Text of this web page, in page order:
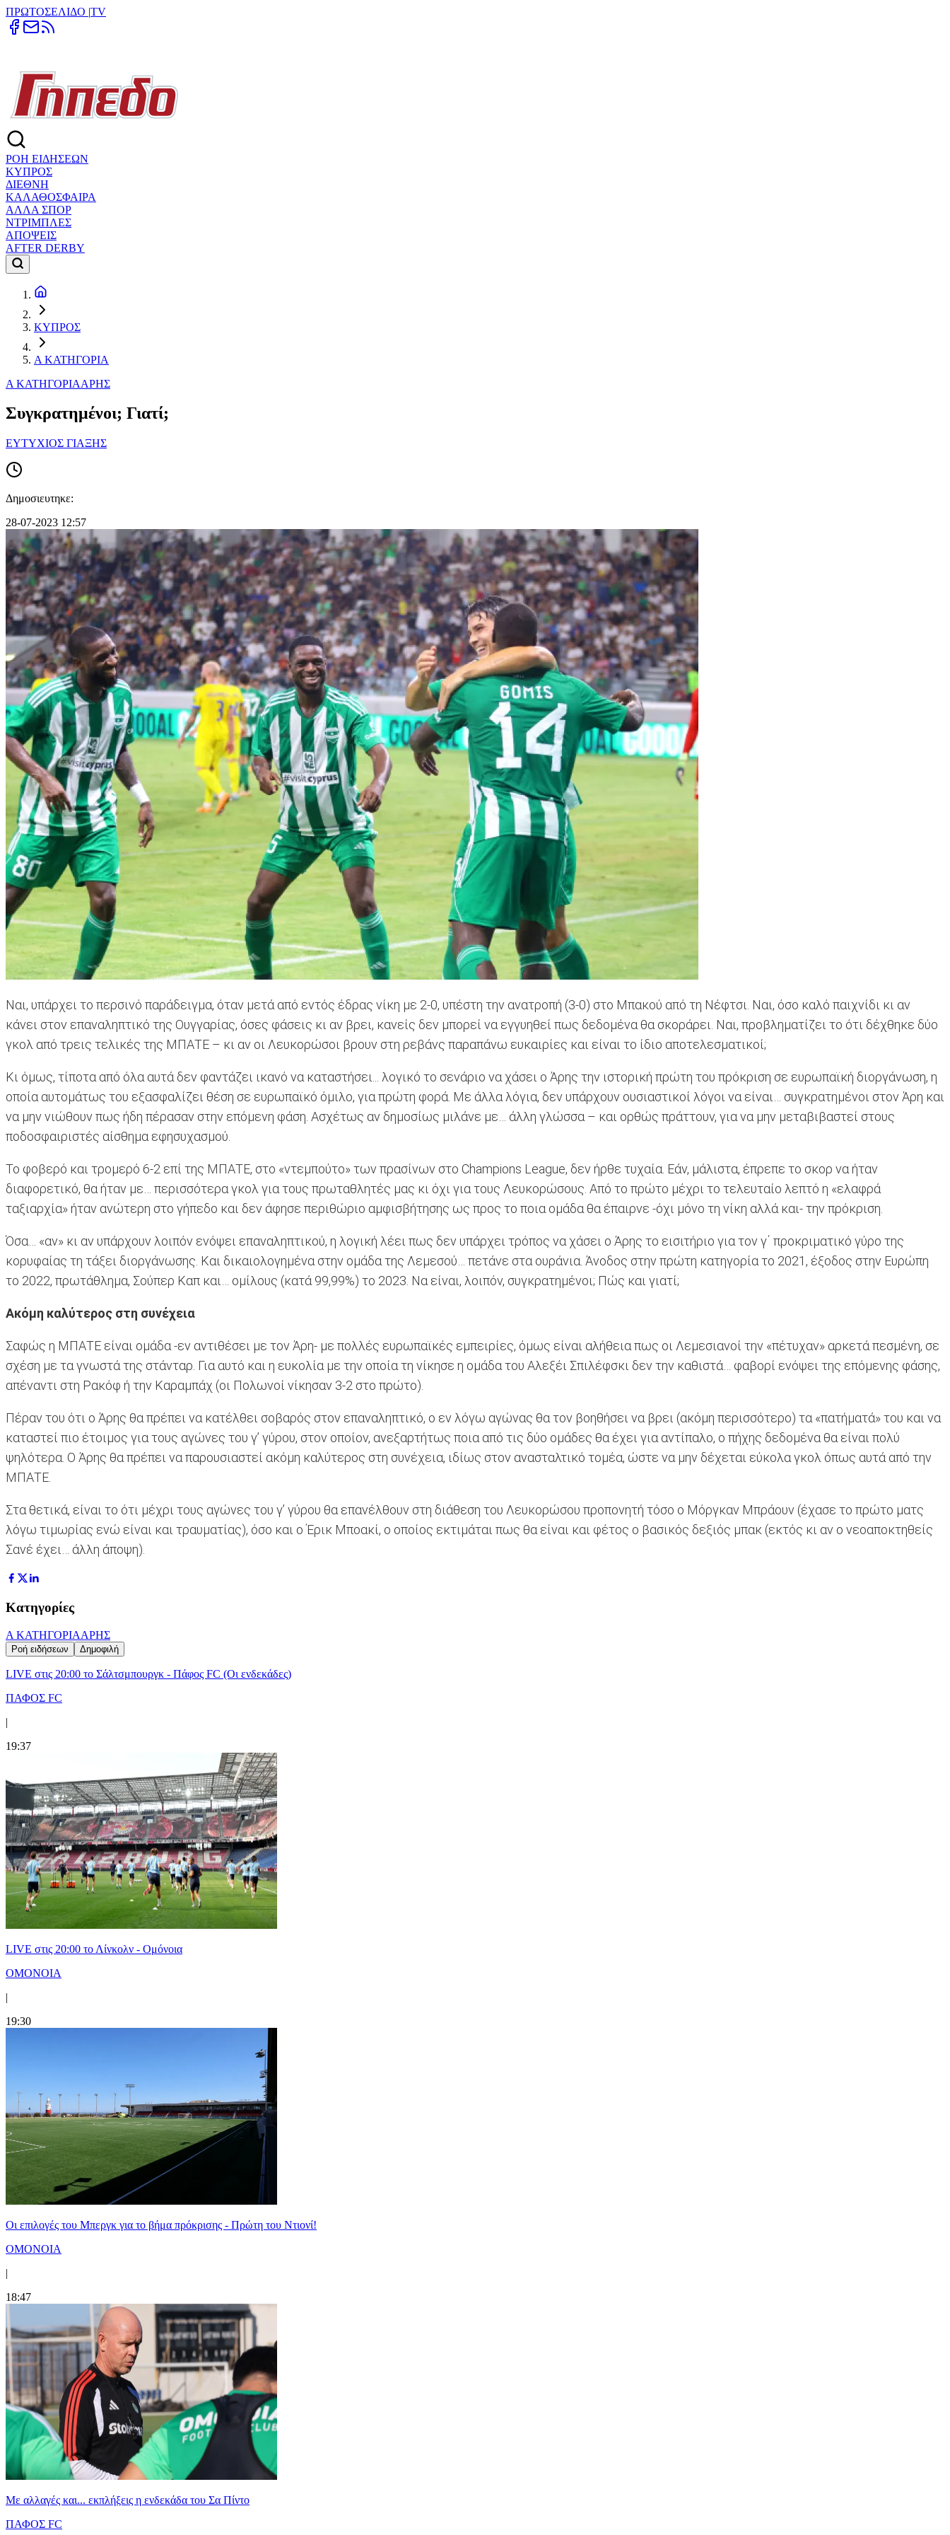
ΠΡΩΤΟΣΕΛΙΔΟ |TV
ΡΟΗ ΕΙΔΗΣΕΩΝ
ΚΥΠΡΟΣ
ΔΙΕΘΝΗ
ΚΑΛΑΘΟΣΦΑΙΡΑ
ΑΛΛΑ ΣΠΟΡ
ΝΤΡΙΜΠΛΕΣ
ΑΠΟΨΕΙΣ
AFTER DERBY
ΚΥΠΡΟΣ
Α ΚΑΤΗΓΟΡΙΑ
Α ΚΑΤΗΓΟΡΙΑΑΡΗΣ
Συγκρατημένοι; Γιατί;
ΕΥΤΥΧΙΟΣ ΓΙΑΞΗΣ
Δημοσιευτηκε:
28-07-2023 12:57
Nαι, υπάρχει το περσινό παράδειγμα, όταν μετά από εντός έδρας νίκη με 2-0, υπέστη την ανατροπή (3-0) στο Μπακού από τη Νέφτσι. Ναι, όσο καλό παιχνίδι κι αν
κάνει στον επαναληπτικό της Ουγγαρίας, όσες φάσεις κι αν βρει, κανείς δεν μπορεί να εγγυηθεί πως δεδομένα θα σκοράρει. Ναι, προβληματίζει το ότι δέχθηκε δύο
γκολ από τρεις τελικές της ΜΠΑΤΕ – κι αν οι Λευκορώσοι βρουν στη ρεβάνς παραπάνω ευκαιρίες και είναι το ίδιο αποτελεσματικοί;
Κι όμως, τίποτα από όλα αυτά δεν φαντάζει ικανό να καταστήσει... λογικό το σενάριο να χάσει ο Άρης την ιστορική πρώτη του πρόκριση σε ευρωπαϊκή διοργάνωση, η
οποία αυτομάτως του εξασφαλίζει θέση σε ευρωπαϊκό όμιλο, για πρώτη φορά. Με άλλα λόγια, δεν υπάρχουν ουσιαστικοί λόγοι να είναι… συγκρατημένοι στον Άρη και
να μην νιώθουν πως ήδη πέρασαν στην επόμενη φάση. Ασχέτως αν δημοσίως μιλάνε με… άλλη γλώσσα – και ορθώς πράττουν, για να μην μεταβιβαστεί στους
ποδοσφαιριστές αίσθημα εφησυχασμού.
Το φοβερό και τρομερό 6-2 επί της ΜΠΑΤΕ, στο «ντεμπούτο» των πρασίνων στο Champions League, δεν ήρθε τυχαία. Εάν, μάλιστα, έπρεπε το σκορ να ήταν
διαφορετικό, θα ήταν με… περισσότερα γκολ για τους πρωταθλητές μας κι όχι για τους Λευκορώσους. Από το πρώτο μέχρι το τελευταίο λεπτό η «ελαφρά
ταξιαρχία» ήταν ανώτερη στο γήπεδο και δεν άφησε περιθώριο αμφισβήτησης ως προς το ποια ομάδα θα έπαιρνε -όχι μόνο τη νίκη αλλά και- την πρόκριση.
Όσα… «αν» κι αν υπάρχουν λοιπόν ενόψει επαναληπτικού, η λογική λέει πως δεν υπάρχει τρόπος να χάσει ο Άρης το εισιτήριο για τον γ΄ προκριματικό γύρο της
κορυφαίας τη τάξει διοργάνωσης. Και δικαιολογημένα στην ομάδα της Λεμεσού… πετάνε στα ουράνια. Άνοδος στην πρώτη κατηγορία το 2021, έξοδος στην Ευρώπη
το 2022, πρωτάθλημα, Σούπερ Καπ και… ομίλους (κατά 99,99%) το 2023. Να είναι, λοιπόν, συγκρατημένοι; Πώς και γιατί;
Ακόμη καλύτερος στη συνέχεια
Σαφώς η ΜΠΑΤΕ είναι ομάδα -εν αντιθέσει με τον Άρη- με πολλές ευρωπαϊκές εμπειρίες, όμως είναι αλήθεια πως οι Λεμεσιανοί την «πέτυχαν» αρκετά πεσμένη, σε
σχέση με τα γνωστά της στάνταρ. Για αυτό και η ευκολία με την οποία τη νίκησε η ομάδα του Αλεξέι Σπιλέφσκι δεν την καθιστά… φαβορί ενόψει της επόμενης φάσης,
απέναντι στη Ρακόφ ή την Καραμπάχ (οι Πολωνοί νίκησαν 3-2 στο πρώτο).
Πέραν του ότι ο Άρης θα πρέπει να κατέλθει σοβαρός στον επαναληπτικό, ο εν λόγω αγώνας θα τον βοηθήσει να βρει (ακόμη περισσότερο) τα «πατήματά» του και να
καταστεί πιο έτοιμος για τους αγώνες του γ’ γύρου, στον οποίον, ανεξαρτήτως ποια από τις δύο ομάδες θα έχει για αντίπαλο, ο πήχης δεδομένα θα είναι πολύ
ψηλότερα. Ο Άρης θα πρέπει να παρουσιαστεί ακόμη καλύτερος στη συνέχεια, ιδίως στον ανασταλτικό τομέα, ώστε να μην δέχεται εύκολα γκολ όπως αυτά από την
ΜΠΑΤΕ.
Στα θετικά, είναι το ότι μέχρι τους αγώνες του γ’ γύρου θα επανέλθουν στη διάθεση του Λευκορώσου προπονητή τόσο ο Μόργκαν Μπράουν (έχασε το πρώτο ματς
λόγω τιμωρίας ενώ είναι και τραυματίας), όσο και ο Έρικ Μποακί, ο οποίος εκτιμάται πως θα είναι και φέτος ο βασικός δεξιός μπακ (εκτός κι αν ο νεοαποκτηθείς
Σανέ έχει… άλλη άποψη).
Κατηγορίες
Α ΚΑΤΗΓΟΡΙΑΑΡΗΣ
Ροή ειδήσεων Δημοφιλή
LIVE στις 20:00 το Σάλτσμπουργκ - Πάφος FC (Οι ενδεκάδες)
ΠΑΦΟΣ FC
|
19:37
LIVE στις 20:00 το Λίνκολν - Ομόνοια
ΟΜΟΝΟΙΑ
|
19:30
Οι επιλογές του Μπεργκ για το βήμα πρόκρισης - Πρώτη του Ντιονί!
ΟΜΟΝΟΙΑ
|
18:47
Με αλλαγές και... εκπλήξεις η ενδεκάδα του Σα Πίντο
ΠΑΦΟΣ FC